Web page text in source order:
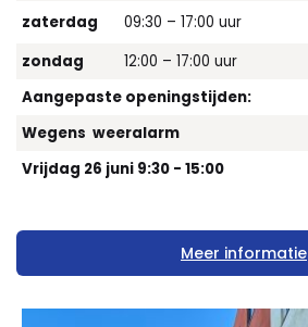
zaterdag
09:30 – 17:00 uur
zondag
12:00 – 17:00 uur
Aangepaste openingstijden:
Wegens weeralarm
Vrijdag 26 juni 9:30 - 15:00
Meer informatie